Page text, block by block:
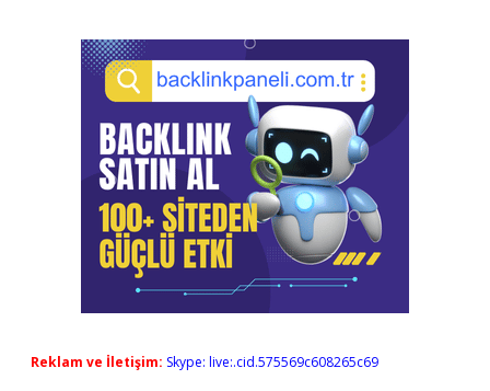
Reklam ve İletişim: Skype: live:.cid.575569c608265c69